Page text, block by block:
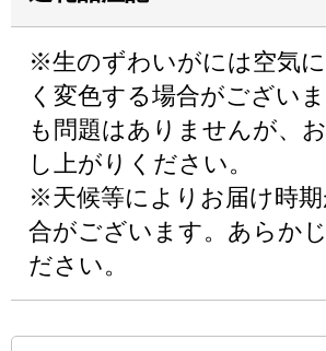
※生のずわいがには空気
く変色する場合がござい
も問題はありませんが、
し上がりください。
※天候等によりお届け時
合がございます。あらか
ださい。